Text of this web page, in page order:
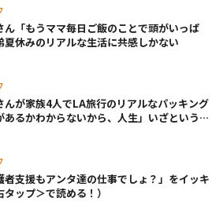
ん「もうママ毎日ご飯のことで頭がいっぱ
夏休みのリアルな生活に共感しかない
んが家族4人でLA旅行のリアルなパッキング
あるかわからないから、人生」いざというと
者支援もアンタ達の仕事でしょ？」をイッキ
ップ＞で読める！）